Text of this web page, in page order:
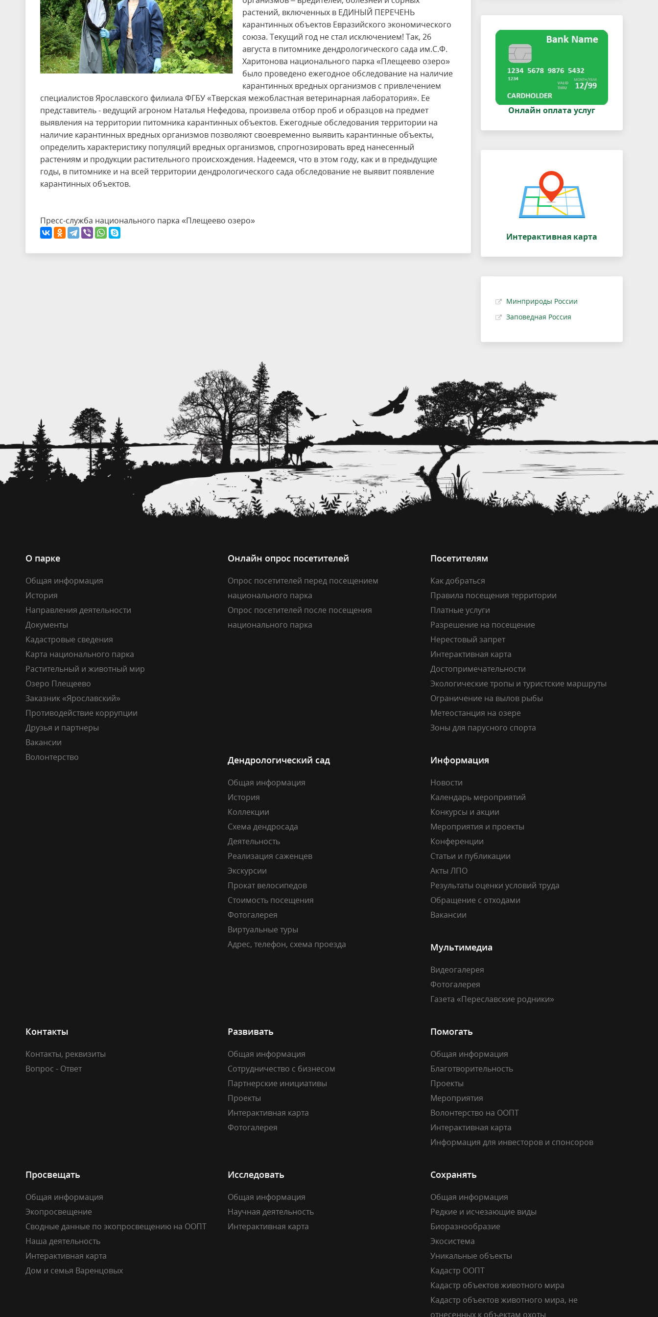
растений, включенных в ЕДИНЫЙ ПЕРЕЧЕНЬ
карантинных объектов Евразийского экономического
союза. Текущий год не стал исключением! Так, 26
августа в питомнике дендрологического сада им.С.Ф.
Харитонова национального парка «Плещеево озеро»
было проведено ежегодное обследование на наличие
карантинных вредных организмов с привлечением
специалистов Ярославского филиала ФГБУ «Тверская межобластная ветеринарная лаборатория». Ее
представитель - ведущий агроном Наталья Нефедова, произвела отбор проб и образцов на предмет
выявления на территории питомника карантинных объектов. Ежегодные обследования территории на
наличие карантинных вредных организмов позволяют своевременно выявить карантинные объекты,
определить характеристику популяций вредных организмов, спрогнозировать вред нанесенный
растениям и продукции растительного происхождения. Надеемся, что в этом году, как и в предыдущие
годы, в питомнике и на всей территории дендрологического сада обследование не выявит появление
карантинных объектов.
Пресс-служба национального парка «Плещеево озеро»
Онлайн оплата услуг
Интерактивная карта
Минприроды России
Заповедная Россия
О парке
Общая информация
История
Направления деятельности
Документы
Кадастровые сведения
Карта национального парка
Растительный и животный мир
Озеро Плещеево
Заказник «Ярославский»
Противодействие коррупции
Друзья и партнеры
Вакансии
Волонтерство
Онлайн опрос посетителей
Опрос посетителей перед посещением
национального парка
Опрос посетителей после посещения
национального парка
Посетителям
Как добраться
Правила посещения территории
Платные услуги
Разрешение на посещение
Нерестовый запрет
Интерактивная карта
Достопримечательности
Экологические тропы и туристские маршруты
Ограничение на вылов рыбы
Метеостанция на озере
Зоны для парусного спорта
Дендрологический сад
Общая информация
История
Коллекции
Схема дендросада
Деятельность
Реализация саженцев
Экскурсии
Прокат велосипедов
Стоимость посещения
Фотогалерея
Виртуальные туры
Адрес, телефон, схема проезда
Информация
Новости
Календарь мероприятий
Конкурсы и акции
Мероприятия и проекты
Конференции
Статьи и публикации
Акты ЛПО
Результаты оценки условий труда
Обращение с отходами
Вакансии
Мультимедиа
Видеогалерея
Фотогалерея
Газета «Переславские родники»
Контакты
Контакты, реквизиты
Вопрос - Ответ
Развивать
Общая информация
Сотрудничество с бизнесом
Партнерские инициативы
Проекты
Интерактивная карта
Фотогалерея
Помогать
Общая информация
Благотворительность
Проекты
Мероприятия
Волонтерство на ООПТ
Интерактивная карта
Информация для инвесторов и спонсоров
Просвещать
Общая информация
Экопросвещение
Сводные данные по экопросвещению на ООПТ
Наша деятельность
Интерактивная карта
Дом и семья Варенцовых
Исследовать
Общая информация
Научная деятельность
Интерактивная карта
Сохранять
Общая информация
Редкие и исчезающие виды
Биоразнообразие
Экосистема
Уникальные объекты
Кадастр ООПТ
Кадастр объектов животного мира
Кадастр объектов животного мира, не
отнесенных к объектам охоты